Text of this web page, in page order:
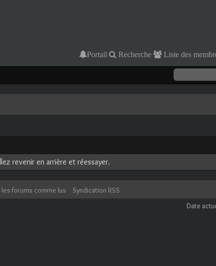
Portail Recherche Liste des
revenir en arrière et réessayer.
forums comme lus
Syndication RSS
Date